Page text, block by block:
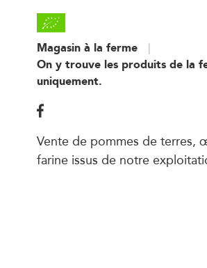
Magasin à la ferme
On y trouve les produits de la
uniquement.
Vente de pommes de terres,
farine issus de notre